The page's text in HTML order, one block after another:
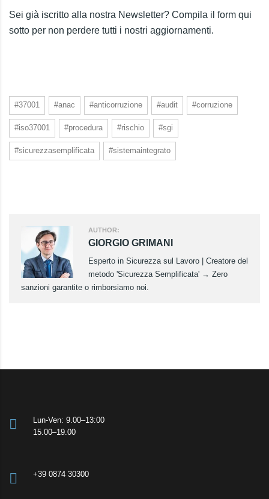
Sei già iscritto alla nostra Newsletter? Compila il form qui
sotto per non perdere tutti i nostri aggiornamenti.
#37001 #anac #anticorruzione #audit #corruzione
#iso37001 #procedura #rischio #sgi
#sicurezzasemplificata #sistemaintegrato
AUTHOR:
GIORGIO GRIMANI
Esperto in Sicurezza sul Lavoro | Creatore del
metodo 'Sicurezza Semplificata' → Zero
sanzioni garantite o rimborsiamo noi.
Lun-Ven: 9.00–13:00
15.00–19.00
+39 0874 30300